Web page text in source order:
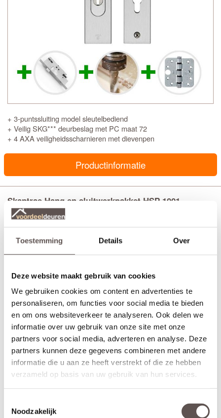
Toestemming Details Over
Deze website maakt gebruik van cookies
We gebruiken cookies om content en advertenties te
personaliseren, om functies voor social media te bieden
en om ons websiteverkeer te analyseren. Ook delen we
informatie over uw gebruik van onze site met onze
partners voor social media, adverteren en analyse. Deze
partners kunnen deze gegevens combineren met andere
informatie die u aan ze heeft verstrekt of die ze hebben
verzameld op basis van uw gebruik van hun services.
Noodzakelijk
+ 3-puntssluiting model sleutelbediend
+ Veilig SKG*** deurbeslag met PC maat 72
+ 4 AXA veiligheidsscharnieren met dievenpen
Productinformatie
Skantrae Hang en sluitwerkpakket HSP 1001